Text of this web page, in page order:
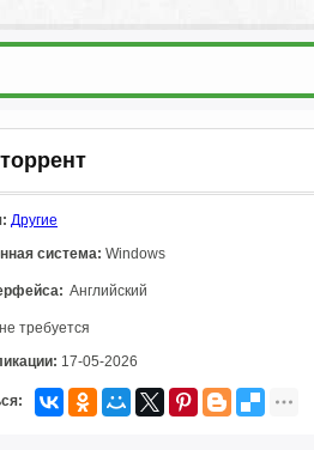
Другие
система: Windows
Английский
не требуется
17-05-2026